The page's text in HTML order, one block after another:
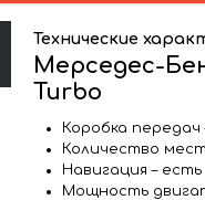
Технические
Мерседес-
Turbo
Коробка
Количество мест
Навигация – есть
Мощность